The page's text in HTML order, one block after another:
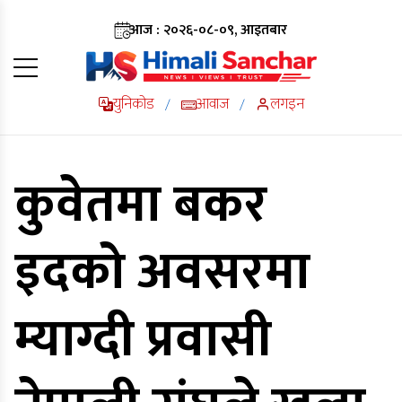
आज : २०२६-०८-०९, आइतबार
युनिकोड / आवाज / लगइन
कुवेतमा बकर
इदको अवसरमा
म्याग्दी प्रवासी